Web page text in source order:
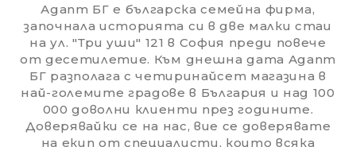
Адапт БГ е българска семейна фирма,
започнала историята си в две малки стаи
на ул. "Три уши" 121 в София преди повече
от десетилетие. Към днешна дата Адапт
БГ разполага с четиринайсет магазина в
най-големите градове в България и над 100
000 доволни клиенти през годините.
Доверявайки се на нас, вие се доверявате
на екип от специалисти, които всяка